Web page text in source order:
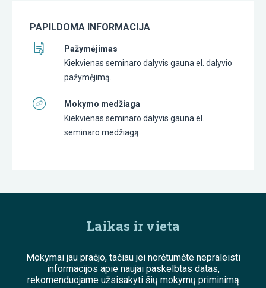
PAPILDOMA INFORMACIJA
Pažymėjimas
Kiekvienas seminaro dalyvis gauna el. dalyvio
pažymėjimą.
Mokymo medžiaga
Kiekvienas seminaro dalyvis gauna el.
seminaro medžiagą.
Laikas ir vieta
Mokymai jau praėjo, tačiau jei norėtumėte nepraleisti
informacijos apie naujai paskelbtas datas,
rekomenduojame užsisakyti šių mokymų priminimą